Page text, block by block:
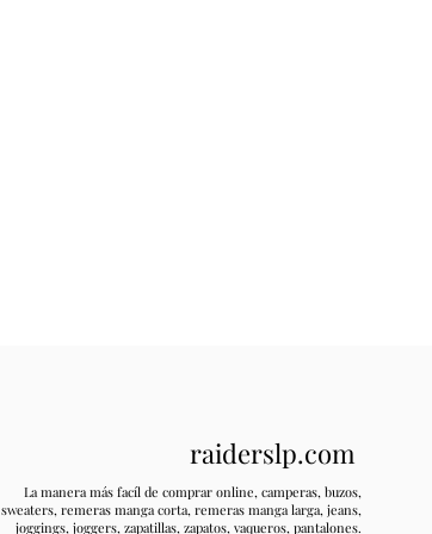
raiderslp.com
La manera más facíl de comprar online, camperas, buzos,
sweaters, remeras manga corta, remeras manga larga, jeans,
joggings, joggers, zapatillas, zapatos, vaqueros, pantalones.